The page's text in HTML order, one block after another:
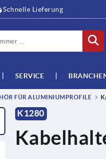
Schnelle Lieferung
SERVICE
FÜR ALUMINIUMPROFILE
K1280